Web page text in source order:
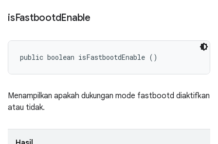
isFastbootdEnable
public boolean isFastbootdEnable ()
Menampilkan apakah dukungan mode fastbootd diaktifkan
atau tidak.